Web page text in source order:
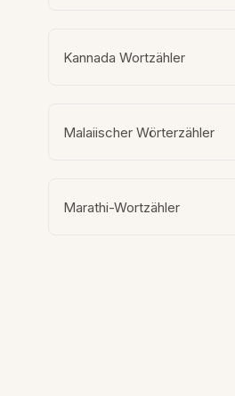
Kannada Wortzähler
Malaiischer Wörterzähler
Marathi-Wortzähler